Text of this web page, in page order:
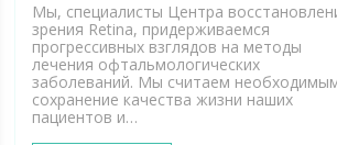
Мы, специалисты Центра
зрения Retina, придерживаемся
прогрессивных взглядов на методы
лечения офтальмологических
заболеваний. Мы считаем
сохранение качества жизни наших
пациентов и…